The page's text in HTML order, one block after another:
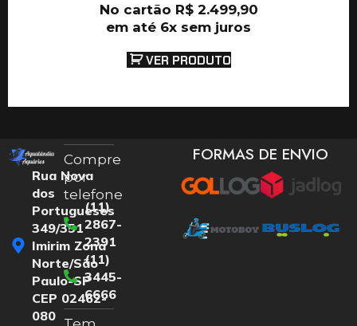
No cartão R$2.499,90
em até 6x sem juros
VER PRODUTO
Rua Nova
dos
Portugueses
349/351
Imirim Zona
Norte/São
Paulo-SP
CEP 02462-
080
Compre
por
telefone
(11)
2867-
2391
(11)
3445-
6666
FORMAS DE ENVIO